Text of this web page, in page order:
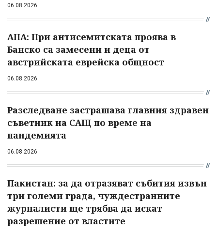
06.08.2026
АПА: При антисемитската проява в
Банско са замесени и деца от
австрийската еврейска общност
06.08.2026
Разследване застрашава главния здравен
съветник на САЩ по време на
пандемията
06.08.2026
Пакистан: за да отразяват събития извън
три големи града, чуждестранните
журналисти ще трябва да искат
разрешение от властите